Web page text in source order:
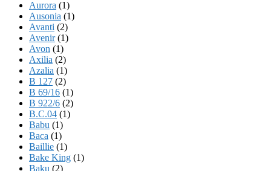
Aurora (1)
Ausonia (1)
Avanti (2)
Avenir(1)
Avon (1)
Axilia (2)
Azalia (1)
B 127 (2)
B 69/16 (1)
B 922/6 (2)
B.C.04 (1)
Babu (1)
Baca (1)
Baillie (1)
Bake King (1)
Baku (2)